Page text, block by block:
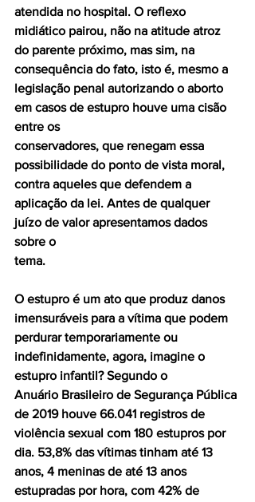
atendida no hospital. O reflexo
midiático pairou, não na atitude atroz
do parente próximo, mas sim, na
consequência do fato, isto é, mesmo a
legislação penal autorizando o aborto
em casos de estupro houve uma cisão
entre os
conservadores, que renegam essa
possibilidade do ponto de vista moral,
contra aqueles que defendem a
aplicação da lei. Antes de qualquer
juízo de valor apresentamos dados
sobre o
tema.
O estupro é um ato que produz danos
imensuráveis para a vítima que podem
perdurar temporariamente ou
indefinidamente, agora, imagine o
estupro infantil? Segundo o
Anuário Brasileiro de Segurança Pública
de 2019 houve 66.041 registros de
violência sexual com 180 estupros por
dia. 53,8% das vítimas tinham até 13
anos, 4 meninas de até 13 anos
estupradas por hora, com 42% de